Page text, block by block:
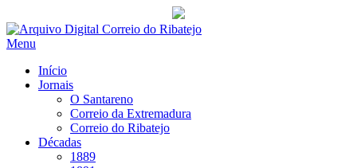
Saltar
para
Menu
Início
Jornais
O Santareno
Correio da Extremadura
Correio do Ribatejo
Décadas
1889